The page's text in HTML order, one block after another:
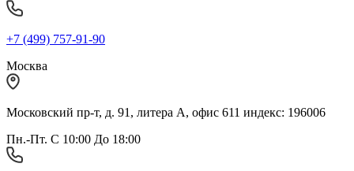
+7 (499) 757-91-90
Москва
Московский пр-т, д. 91, литера А, офис 611 индекс: 196006
Пн.-Пт. С 10:00 До 18:00